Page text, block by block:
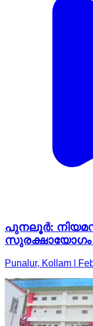
പുനലൂർ:
സുരക്ഷായോഗം
Punalur, Kollam |